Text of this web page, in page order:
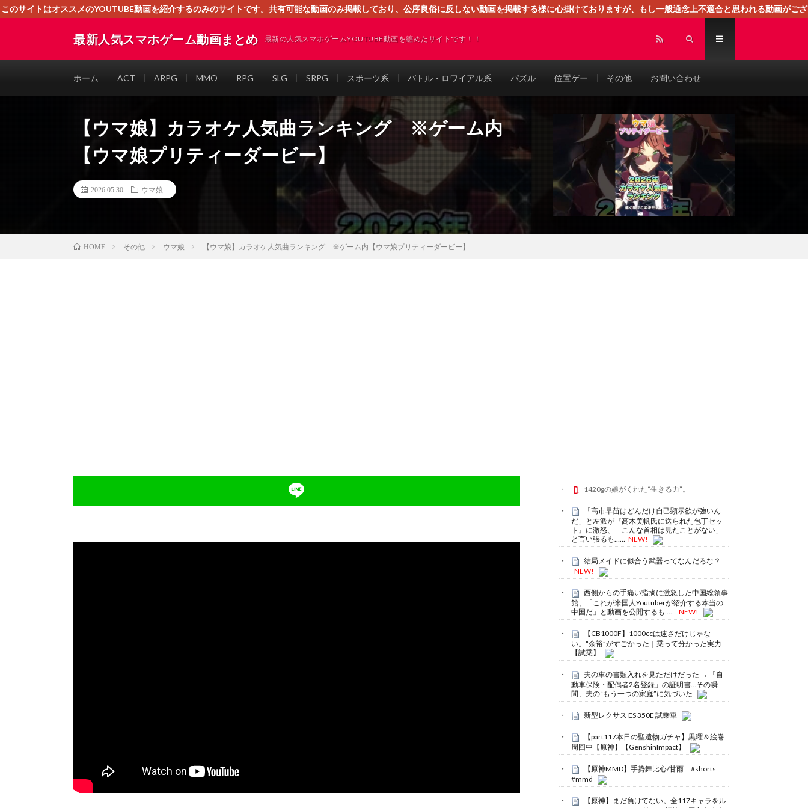
このサイトはオススメのYOUTUBE動画を紹介するのみのサイトです。共有可能な動画のみ掲載しており、公序良俗に反しない動画を掲載する様に心掛けておりますが、もし一般通念上不適合と思われる動画がござ
最新人気スマホゲーム動画まとめ 最新の人気スマホゲームYOUTUBE動画を纏めたサイトです！！
ホーム ACT ARPG MMO RPG SLG SRPG スポーツ系 バトル・ロワイアル系 パズル 位置ゲー その他 お問い合わせ
【ウマ娘】カラオケ人気曲ランキング ※ゲーム内
【ウマ娘プリティーダービー】
2026.05.30 ウマ娘
HOME その他 ウマ娘 【ウマ娘】カラオケ人気曲ランキング ※ゲーム内【ウマ娘プリティーダービー】
1420gの娘がくれた“生きる力”。
「高市早苗はどんだけ自己顕示欲が強いん
だ」と左派が『高木美帆氏に送られた包丁セッ
ト』に激怒、「こんな首相は見たことがない」
と言い張るも…… NEW!
結局メイドに似合う武器ってなんだろな？
NEW!
西側からの手痛い指摘に激怒した中国総領事
館、「これが米国人Youtuberが紹介する本当の
中国だ」と動画を公開するも……
NEW!
【CB1000F】1000ccは速さだけじゃな
い。“余裕”がすごかった｜乗って分かった実力
【試乗】
夫の車の書類入れを見ただけだった → 「自
動車保険・配偶者2名登録」の証明書…その瞬
間、夫の“もう一つの家庭”に気づいた
新型レクサス ES 350E 試乗車
【part117本日の聖遺物ガチャ】黒曜＆絵巻
周回中【原神】【GenshinImpact】
【原神MMD】手势舞比心/甘雨 #shorts
#mmd
【原神】まだ負けてない。全117キャラをル